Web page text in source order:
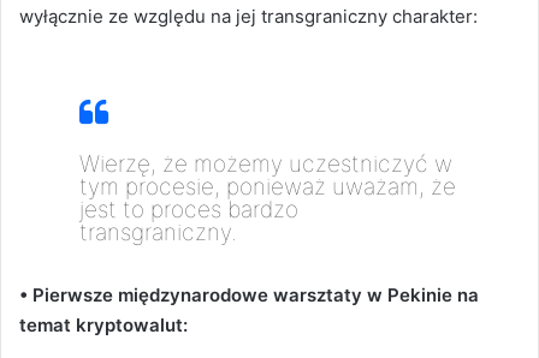
wyłącznie ze względu na jej transgraniczny charakter:
Wierzę, że możemy uczestniczyć w
tym procesie, ponieważ uważam, że
jest to proces bardzo
transgraniczny.
• Pierwsze międzynarodowe warsztaty w Pekinie na
temat kryptowalut: